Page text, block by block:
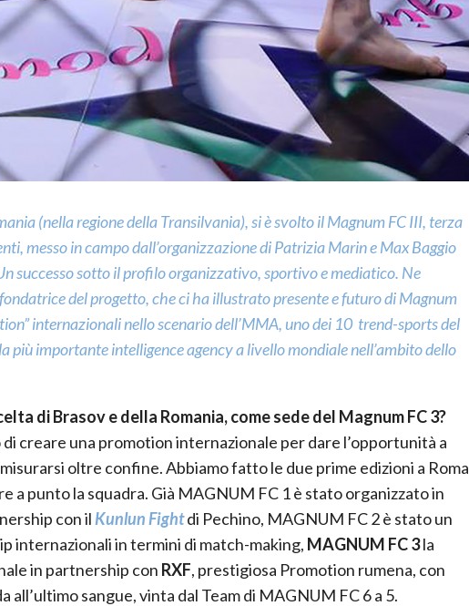
(nella regione della Transilvania), si è svolto il Magnum FC III, terza
messo in campo dall’organizzazione di Patrizia Marin e Max Baggio
successo sotto il profilo organizzativo, sportivo e mediatico. Ne
del progetto, che ci ha illustrato presente e futuro di Magnum
internazionali nello scenario dell’MMA, uno dei 10 trend-sports del
più importante intelligence agency a livello mondiale nell’ambito dello
di Brasov e della Romania, come sede del Magnum FC 3?
creare una promotion internazionale per dare l’opportunità a
oltre confine. Abbiamo fatto le due prime edizioni a Roma
a punto la squadra. Già MAGNUM FC 1 è stato organizzato in
con il Kunlun Fightdi Pechino, MAGNUM FC 2 è stato un
internazionali in termini di match-making, MAGNUM FC 3la
in partnership con RXF, prestigiosa Promotion rumena, con
all’ultimo sangue, vinta dal Team di MAGNUM FC 6 a 5.